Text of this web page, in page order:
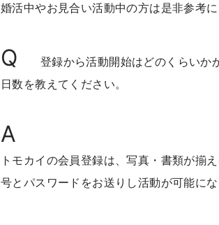
婚活中やお見合い活動中の方は是非参考に
Q
登録から活動開始はどのくらいか
日数を教えてください。
A
トモカイの会員登録は、写真・書類が揃
号とパスワードをお送りし活動が可能にな